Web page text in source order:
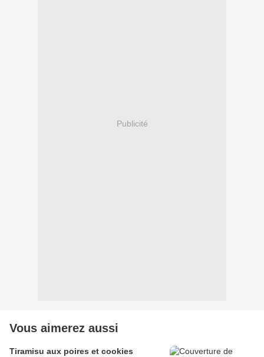
Publicité
Vous aimerez aussi
Tiramisu aux poires et cookies